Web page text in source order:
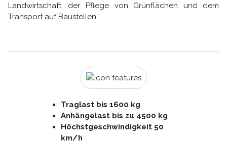
Landwirtschaft, der Pflege von Grünflächen und dem
Transport auf Baustellen.
Traglast bis 1600 kg
Anhängelast bis zu 4500 kg
Höchstgeschwindigkeit 50
km/h